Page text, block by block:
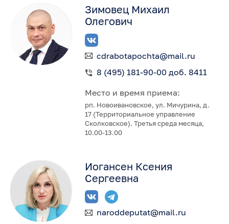
Зимовец Михаил
Олегович
cdrabotapochta@mail.ru
8 (495) 181-90-00 доб. 8411
Место и время приема:
рп. Новоивановское, ул. Мичурина, д.
17 (Территориальное управление
Сколковское). Третья среда месяца,
10.00-13.00
Иогансен Ксения
Сергеевна
naroddeputat@mail.ru